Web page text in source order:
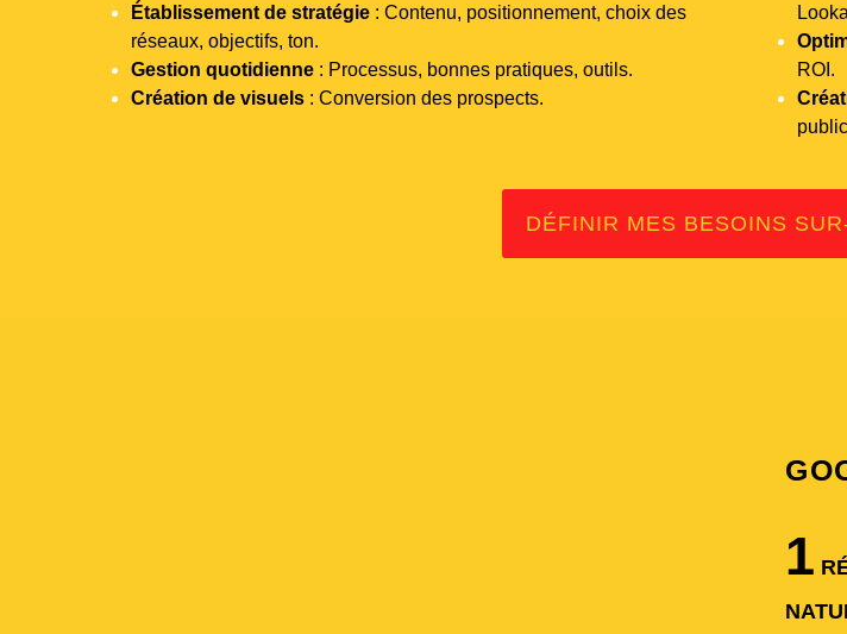
Établissement de stratégie : Contenu, positionnement, choix des
réseaux, objectifs, ton.
Gestion quotidienne : Processus, bonnes pratiques, outils.
Création de visuels : Conversion des prospects.
ROI.
DÉFINIR MES BESOINS
1